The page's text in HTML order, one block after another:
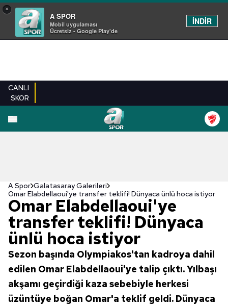
×
A SPOR
Mobil uygulaması
Ücretsiz - Google Play'de
İNDİR
CANLI
SKOR
EN YENILER
A Spor Galatasaray Galerileri
Omar Elabdellaoui'ye transfer teklifi! Dünyaca ünlü hoca istiyor
Omar Elabdellaoui'ye
transfer teklifi! Dünyaca
ünlü hoca istiyor
Sezon başında Olympiakos'tan kadroya dahil
edilen Omar Elabdellaoui'ye talip çıktı. Yılbaşı
akşamı geçirdiği kaza sebebiyle herkesi
üzüntüye boğan Omar'a teklif geldi. Dünyaca